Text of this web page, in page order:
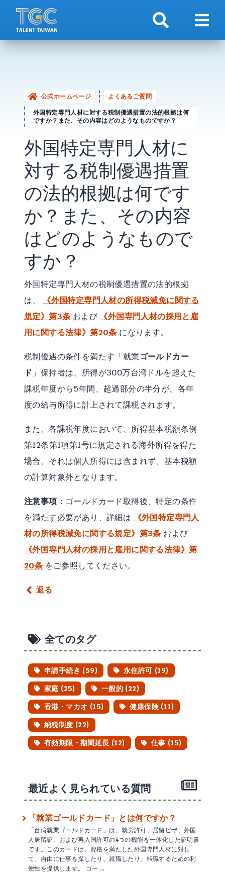
検索 ナビ
公式ホームページ
よくあるご質問
外国特定専門人材に対する税制優遇措置の法的根拠は何
ですか？また、その内容はどのようなものですか？
外国特定専門人材に
対する税制優遇措置
の法的根拠は何です
か？また、その内容
はどのようなもので
すか？
外国特定専門人材の税制優遇措置の法的根拠
は、
《外国特定専門人材の所得税減免に関する
規定》第3条 および 《外国専門人材の採用と雇
用に関する法律》第20条 になります。
税制優遇の条件を満たす「就業ゴールドカー
ド 」保持者は、所得が300万台湾ドルを超えた
課税年度から5年間、超過部分の半分が、各年
度の給与所得に計上されて課税されます。
また、各課税年度において、所得基本税額条例
第12条第1項第1号に規定される海外所得を得た
場合、それは個人所得には含まれず、基本税額
の計算対象外となります。
注意事項 ：ゴールドカード取得後、特定の条件
を満たす必要があり、詳細は
《外国特定専門人
材の所得税減免に関する規定》第3条 および
《外国専門人材の採用と雇用に関する法律》第
20条 をご参照してください。
返る
全てのタグ
申請手続き (59)
永住許可 (19)
家庭 (25)
一般的 (22)
香港・マカオ (15)
健康保険 (11)
納税制度 (22)
有効期限・期間延長 (12)
仕事 (15)
最近よく見られている質問
「就業ゴールドカード」とは何ですか？
「台湾就業ゴールドカード」は、就労許可、居留ビザ、外国
人居留証、および再入国許可の4つの機能を一体化した証明書
です。このカードは、資格を満たした外国専門人材に対し
て、自由に仕事を探したり、就職したり、転職するための利
便性を提供します。 ゴー …